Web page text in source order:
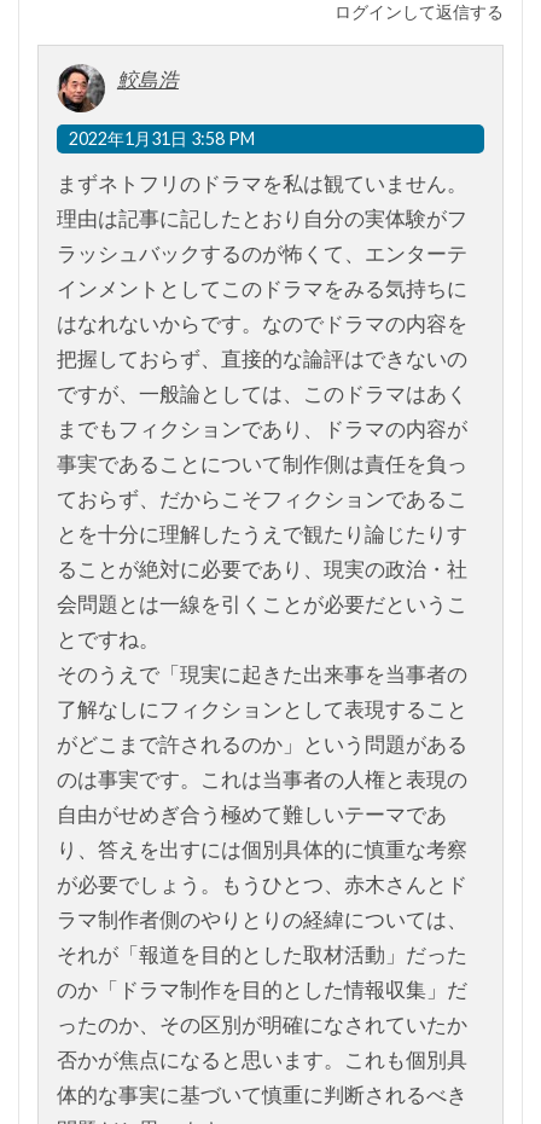
ログインして返信する
鮫島浩
2022年1月31日 3:58 PM
まずネトフリのドラマを私は観ていません。
理由は記事に記したとおり自分の実体験がフ
ラッシュバックするのが怖くて、エンターテ
インメントとしてこのドラマをみる気持ちに
はなれないからです。なのでドラマの内容を
把握しておらず、直接的な論評はできないの
ですが、一般論としては、このドラマはあく
までもフィクションであり、ドラマの内容が
事実であることについて制作側は責任を負っ
ておらず、だからこそフィクションであるこ
とを十分に理解したうえで観たり論じたりす
ることが絶対に必要であり、現実の政治・社
会問題とは一線を引くことが必要だというこ
とですね。
そのうえで「現実に起きた出来事を当事者の
了解なしにフィクションとして表現すること
がどこまで許されるのか」という問題がある
のは事実です。これは当事者の人権と表現の
自由がせめぎ合う極めて難しいテーマであ
り、答えを出すには個別具体的に慎重な考察
が必要でしょう。もうひとつ、赤木さんとド
ラマ制作者側のやりとりの経緯については、
それが「報道を目的とした取材活動」だった
のか「ドラマ制作を目的とした情報収集」だ
ったのか、その区別が明確になされていたか
否かが焦点になると思います。これも個別具
体的な事実に基づいて慎重に判断されるべき